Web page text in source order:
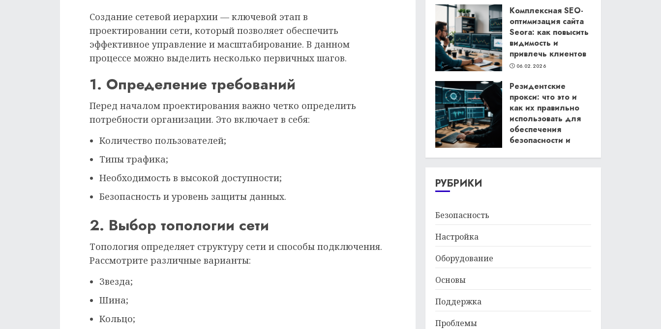
Создание сетевой иерархии — ключевой этап в
проектировании сети, который позволяет обеспечить
эффективное управление и масштабирование. В данном
процессе можно выделить несколько первичных шагов.
1. Определение требований
Перед началом проектирования важно четко определить
потребности организации. Это включает в себя:
Количество пользователей;
Типы трафика;
Необходимость в высокой доступности;
Безопасность и уровень защиты данных.
2. Выбор топологии сети
Топология определяет структуру сети и способы подключения.
Рассмотрите различные варианты:
Звезда;
Шина;
Кольцо;
Комплексная SEO-
оптимизация сайта
Seora: как повысить
видимость и
привлечь клиентов
06.02.2026
Резидентские
прокси: что это и
как их правильно
использовать для
обеспечения
безопасности и
РУБРИКИ
Безопасность
Настройка
Оборудование
Основы
Поддержка
Проблемы